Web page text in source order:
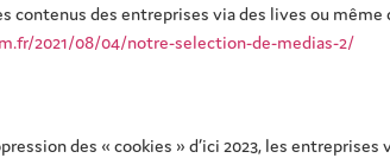
contenus des entreprises via des lives ou
2021/08/04/notre-selection-de-medias-2/
des « cookies » d’ici 2023, les